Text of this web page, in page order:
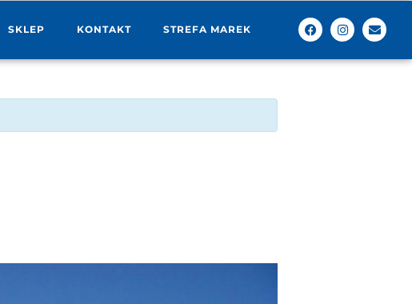
SKLEP KONTAKT STREFA MAREK